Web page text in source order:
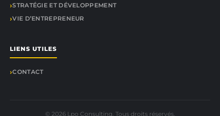
STRATÉGIE ET DÉVELOPPEMENT
VIE D’ENTREPRENEUR
LIENS UTILES
CONTACT
© 2026 Lpo Consulting. Tous droits réservés.